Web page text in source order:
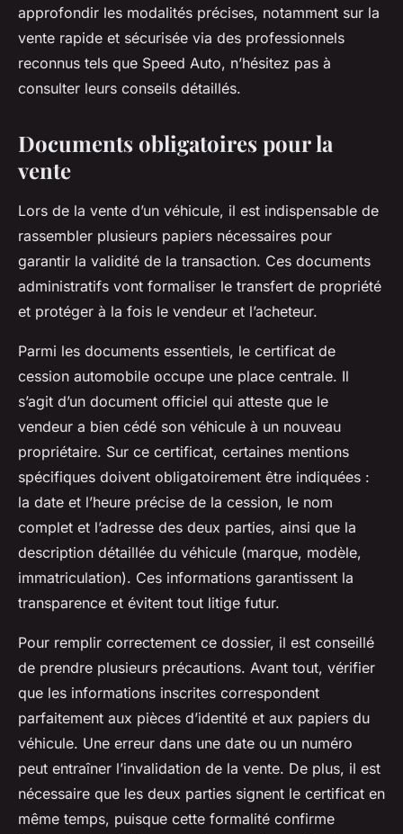
approfondir les modalités précises, notamment sur la
vente rapide et sécurisée via des professionnels
reconnus tels que Speed Auto, n’hésitez pas à
consulter leurs conseils détaillés.
Documents obligatoires pour la
vente
Lors de la vente d’un véhicule, il est indispensable de
rassembler plusieurs papiers nécessaires pour
garantir la validité de la transaction. Ces documents
administratifs vont formaliser le transfert de propriété
et protéger à la fois le vendeur et l’acheteur.
Parmi les documents essentiels, le certificat de
cession automobile occupe une place centrale. Il
s’agit d’un document officiel qui atteste que le
vendeur a bien cédé son véhicule à un nouveau
propriétaire. Sur ce certificat, certaines mentions
spécifiques doivent obligatoirement être indiquées :
la date et l’heure précise de la cession, le nom
complet et l’adresse des deux parties, ainsi que la
description détaillée du véhicule (marque, modèle,
immatriculation). Ces informations garantissent la
transparence et évitent tout litige futur.
Pour remplir correctement ce dossier, il est conseillé
de prendre plusieurs précautions. Avant tout, vérifier
que les informations inscrites correspondent
parfaitement aux pièces d’identité et aux papiers du
véhicule. Une erreur dans une date ou un numéro
peut entraîner l’invalidation de la vente. De plus, il est
nécessaire que les deux parties signent le certificat en
même temps, puisque cette formalité confirme